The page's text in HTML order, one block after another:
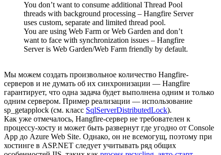
You don’t want to consume additional Thread Pool
threads with background processing – Hangfire Server
uses custom, separate and limited thread pool.
You are using Web Farm or Web Garden and don’t
want to face with synchronization issues – Hangfire
Server is Web Garden/Web Farm friendly by default.
Мы можем создать произвольное количество Hangfire-
серверов и не думать об их синхронизации — Hangfire
гарантирует, что одна задача будет выполнена одним и только
одним сервером. Пример реализации — использование
sp_getapplock (см. класс SqlServerDistributedLock).
Как уже отмечалось, Hangfire-сервер не требователен к
процессу-хосту и может быть развернут где угодно от Console
App до Azure Web Site. Однако, он не всемогущ, поэтому при
хостинге в ASP.NET следует учитывать ряд общих